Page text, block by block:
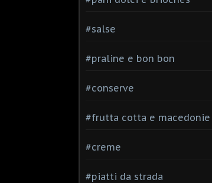
#salse
#praline e bon bon
#conserve
#frutta cotta e macedonie
#creme
#piatti da strada